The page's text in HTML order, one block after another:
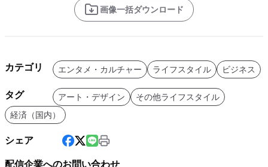
画像一括ダウンロード
カテゴリ エンタメ・カルチャー ライフスタイル ビジネス
タグ アート・デザイン
その他ライフスタイル
経済（国内）
シェア
配信企業へのお問い合わせ